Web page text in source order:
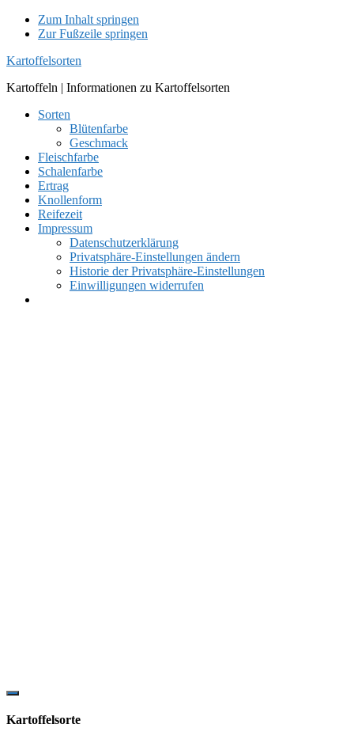
Zum Inhalt springen
Zur Fußzeile springen
Kartoffelsorten
Kartoffeln | Informationen zu Kartoffelsorten
Sorten
Blütenfarbe
Geschmack
Fleischfarbe
Schalenfarbe
Ertrag
Knollenform
Reifezeit
Impressum
Datenschutzerklärung
Privatsphäre-Einstellungen ändern
Historie der Privatsphäre-Einstellungen
Einwilligungen widerrufen
Show
Content
Kartoffelsorte